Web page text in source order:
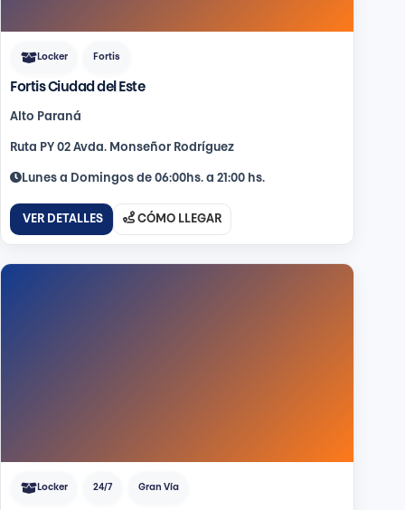
Locker Fortis
Fortis Ciudad del Este
Alto Paraná
Ruta PY 02 Avda. Mon­señor Rodríguez
Lunes a Domingos de 06:00hs. a 21:00 hs.
VER DETALLES CÓMO LLEGAR
Locker 24/7 Gran Vía